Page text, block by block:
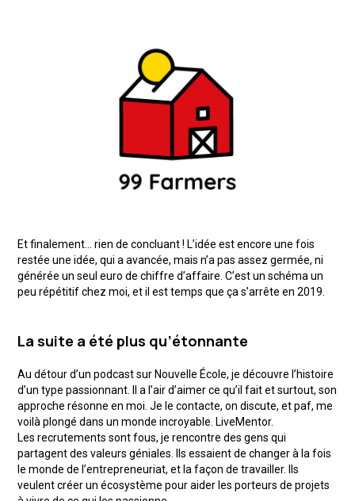
Et finalement… rien de concluant ! L’idée est encore une fois
restée une idée, qui a avancée, mais n’a pas assez germée, ni
générée un seul euro de chiffre d’affaire. C’est un schéma un
peu répétitif chez moi, et il est temps que ça s’arrête en 2019.
La suite a été plus qu’étonnante
Au détour d’un podcast sur Nouvelle École, je découvre l’histoire
d’un type passionnant. Il a l’air d’aimer ce qu’il fait et surtout, son
approche résonne en moi. Je le contacte, on discute, et paf, me
voilà plongé dans un monde incroyable. LiveMentor.
Les recrutements sont fous, je rencontre des gens qui
partagent des valeurs géniales. Ils essaient de changer à la fois
le monde de l’entrepreneuriat, et la façon de travailler. Ils
veulent créer un écosystème pour aider les porteurs de projets